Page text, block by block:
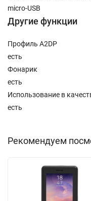
micro-USB
Другие функции
Профиль A2DP
есть
Фонарик
есть
Использование в
есть
Рекомендуем